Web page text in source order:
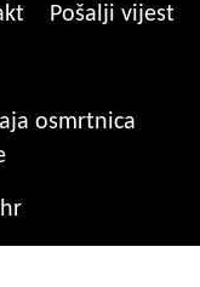
Pošalji vijest
osmrtnica